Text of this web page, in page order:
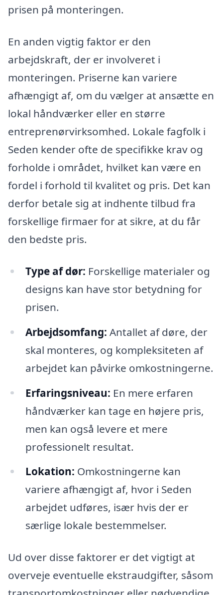
prisen på monteringen.
En anden vigtig faktor er den
arbejdskraft, der er involveret i
monteringen. Priserne kan variere
afhængigt af, om du vælger at ansætte en
lokal håndværker eller en større
entreprenørvirksomhed. Lokale fagfolk i
Seden kender ofte de specifikke krav og
forholde i området, hvilket kan være en
fordel i forhold til kvalitet og pris. Det kan
derfor betale sig at indhente tilbud fra
forskellige firmaer for at sikre, at du får
den bedste pris.
Type af dør: Forskellige materialer og
designs kan have stor betydning for
prisen.
Arbejdsomfang: Antallet af døre, der
skal monteres, og kompleksiteten af
arbejdet kan påvirke omkostningerne.
Erfaringsniveau: En mere erfaren
håndværker kan tage en højere pris,
men kan også levere et mere
professionelt resultat.
Lokation: Omkostningerne kan
variere afhængigt af, hvor i Seden
arbejdet udføres, især hvis der er
særlige lokale bestemmelser.
Ud over disse faktorer er det vigtigt at
overveje eventuelle ekstraudgifter, såsom